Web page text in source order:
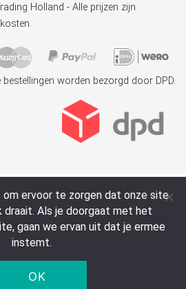
Holland - Alle prijzen zijn
bestellingen worden bezorgd door DPD.
om ervoor te zorgen dat onze site
draait. Als je doorgaat met het
gaan we ervan uit dat je ermee
instemt.
OK